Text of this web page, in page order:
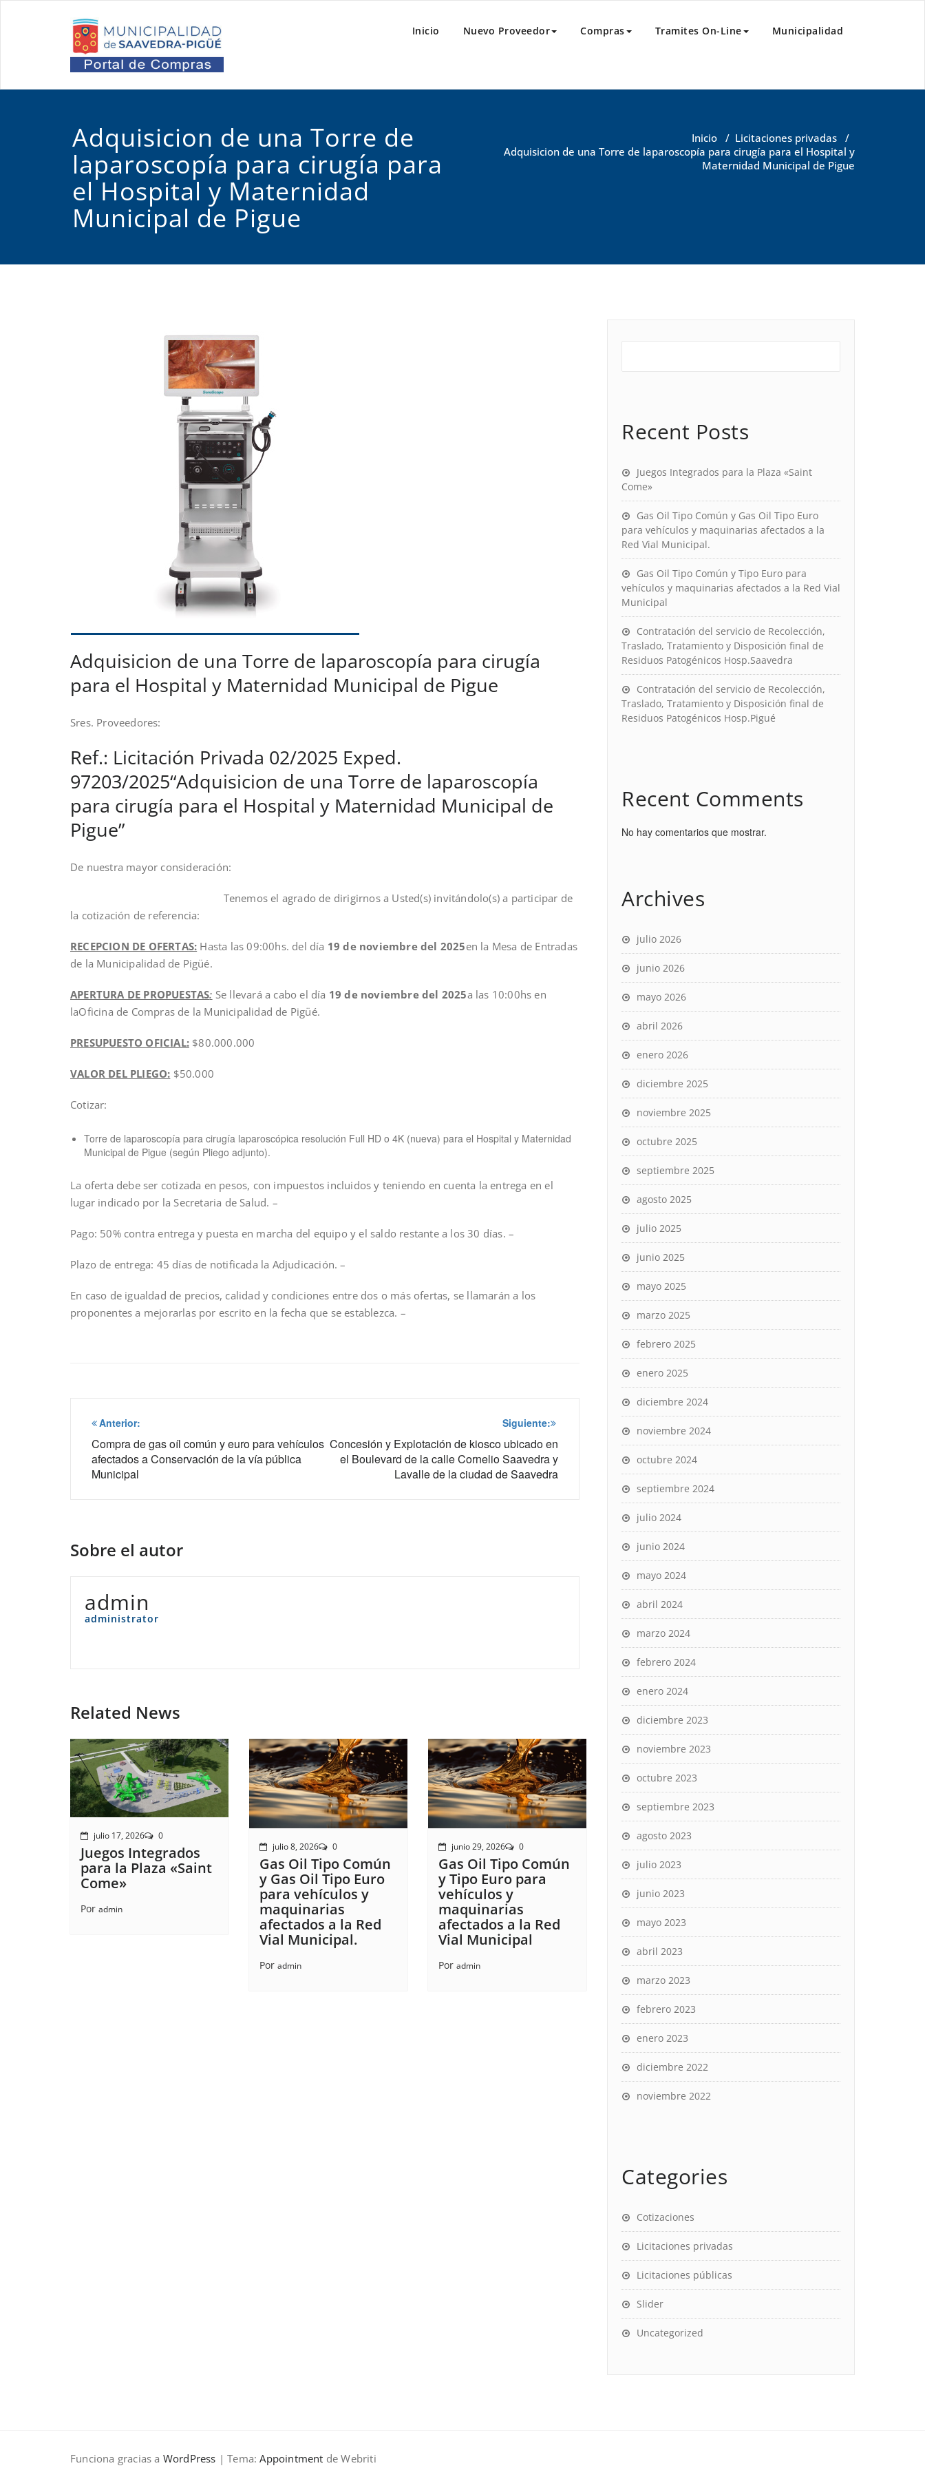
Inicio Nuevo Proveedor Compras Tramites On-Line Municipalidad
Adquisicion de una Torre de
laparoscopía para cirugía para
el Hospital y Maternidad
Municipal de Pigue
Inicio / Licitaciones privadas /
Adquisicion de una Torre de laparoscopía para cirugía para el Hospital y
Maternidad Municipal de Pigue
Adquisicion de una Torre de laparoscopía para cirugía
para el Hospital y Maternidad Municipal de Pigue
Sres. Proveedores:
Ref.: Licitación Privada 02/2025 Exped.
97203/2025“Adquisicion de una Torre de laparoscopía
para cirugía para el Hospital y Maternidad Municipal de
Pigue”
De nuestra mayor consideración:
Tenemos el agrado de dirigirnos a Usted(s) invitándolo(s) a participar de
la cotización de referencia:
RECEPCION DE OFERTAS: Hasta las 09:00hs. del día 19 de noviembre del 2025en la Mesa de Entradas
de la Municipalidad de Pigüé.
APERTURA DE PROPUESTAS: Se llevará a cabo el día 19 de noviembre del 2025a las 10:00hs en
laOficina de Compras de la Municipalidad de Pigüé.
PRESUPUESTO OFICIAL: $80.000.000
VALOR DEL PLIEGO: $50.000
Cotizar:
Torre de laparoscopía para cirugía laparoscópica resolución Full HD o 4K (nueva) para el Hospital y Maternidad
Municipal de Pigue (según Pliego adjunto).
La oferta debe ser cotizada en pesos, con impuestos incluidos y teniendo en cuenta la entrega en el
lugar indicado por la Secretaria de Salud. –
Pago: 50% contra entrega y puesta en marcha del equipo y el saldo restante a los 30 días. –
Plazo de entrega: 45 días de notificada la Adjudicación. –
En caso de igualdad de precios, calidad y condiciones entre dos o más ofertas, se llamarán a los
proponentes a mejorarlas por escrito en la fecha que se establezca. –
Navegación
de
entradas
Anterior:
Compra de gas oíl común y euro para vehículos
afectados a Conservación de la vía pública
Municipal
Siguiente:
Concesión y Explotación de kiosco ubicado en
el Boulevard de la calle Cornelio Saavedra y
Lavalle de la ciudad de Saavedra
Sobre el autor
admin
administrator
Related News
julio 17, 2026 0
Juegos Integrados
para la Plaza «Saint
Come»
Por admin
julio 8, 2026 0
Gas Oil Tipo Común
y Gas Oil Tipo Euro
para vehículos y
maquinarias
afectados a la Red
Vial Municipal.
Por admin
junio 29, 2026 0
Gas Oil Tipo Común
y Tipo Euro para
vehículos y
maquinarias
afectados a la Red
Vial Municipal
Por admin
Recent Posts
Juegos Integrados para la Plaza «Saint
Come»
Gas Oil Tipo Común y Gas Oil Tipo Euro
para vehículos y maquinarias afectados a la
Red Vial Municipal.
Gas Oil Tipo Común y Tipo Euro para
vehículos y maquinarias afectados a la Red Vial
Municipal
Contratación del servicio de Recolección,
Traslado, Tratamiento y Disposición final de
Residuos Patogénicos Hosp.Saavedra
Contratación del servicio de Recolección,
Traslado, Tratamiento y Disposición final de
Residuos Patogénicos Hosp.Pigué
Recent Comments
No hay comentarios que mostrar.
Archives
julio 2026
junio 2026
mayo 2026
abril 2026
enero 2026
diciembre 2025
noviembre 2025
octubre 2025
septiembre 2025
agosto 2025
julio 2025
junio 2025
mayo 2025
marzo 2025
febrero 2025
enero 2025
diciembre 2024
noviembre 2024
octubre 2024
septiembre 2024
julio 2024
junio 2024
mayo 2024
abril 2024
marzo 2024
febrero 2024
enero 2024
diciembre 2023
noviembre 2023
octubre 2023
septiembre 2023
agosto 2023
julio 2023
junio 2023
mayo 2023
abril 2023
marzo 2023
febrero 2023
enero 2023
diciembre 2022
noviembre 2022
Categories
Cotizaciones
Licitaciones privadas
Licitaciones públicas
Slider
Uncategorized
Funciona gracias a WordPress | Tema:Appointment de Webriti